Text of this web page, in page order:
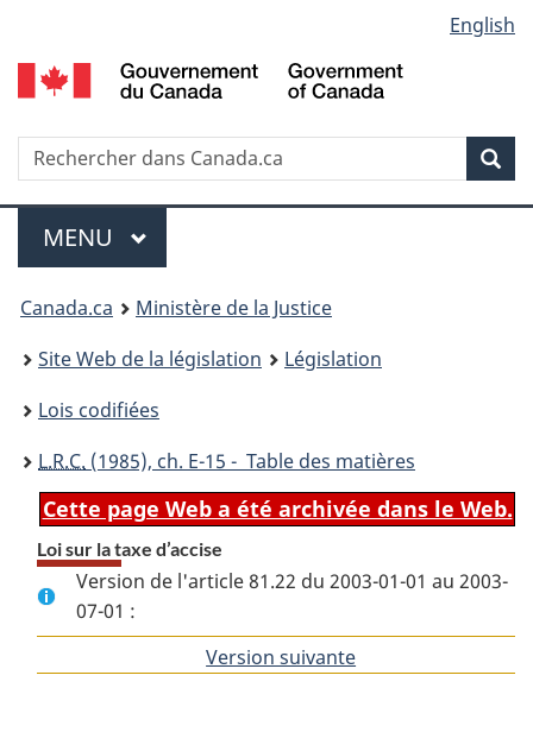
au
contenu
propos
de
la
HTML
simplifiée
selection
English
Recherche
Menu
MENU PRINCIPAL
You
are
here:
Canada.ca
Ministère de la Justice
Site Web de la législation
Législation
Lois codifiées
L.R.C. (1985), ch. E-15 - Table des matières
Cette page Web a été archivée dans le Web.
Loi sur la taxe d’accise
Version de l'article 81.22 du 2003-01-01 au 2003-
07-01 :
Version suivante